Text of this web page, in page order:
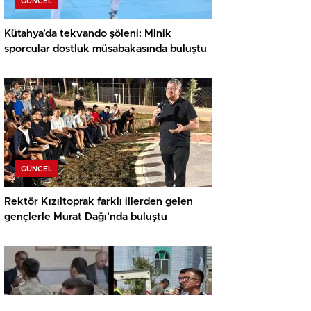
Kütahya’da tekvando şöleni: Minik
sporcular dostluk müsabakasında buluştu
GÜNCEL
Rektör Kızıltoprak farklı illerden gelen
gençlerle Murat Dağı’nda buluştu